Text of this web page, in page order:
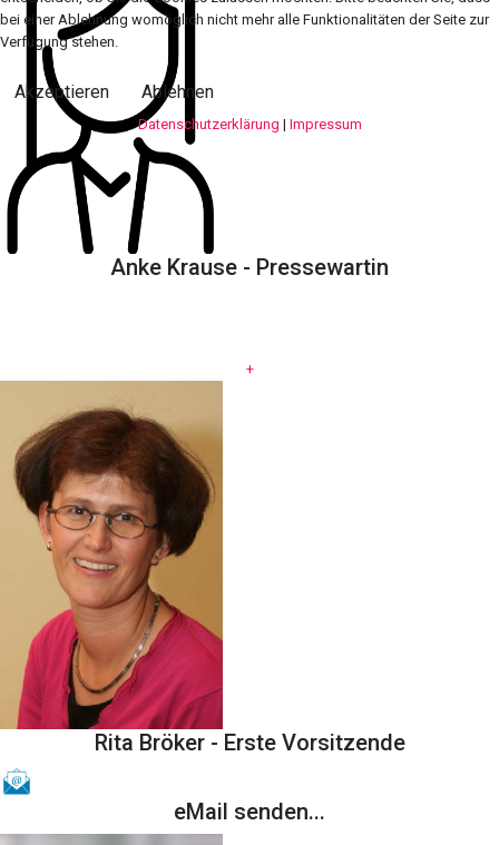
Anke Krause - Pressewartin
+
Rita Bröker - Erste Vorsitzende
eMail senden...
bei einer Ablehnung womöglich nicht mehr alle Funktionalitäten der Seite zur
Verfügung stehen.
Akzeptieren Ablehnen
Datenschutzerklärung | Impressum